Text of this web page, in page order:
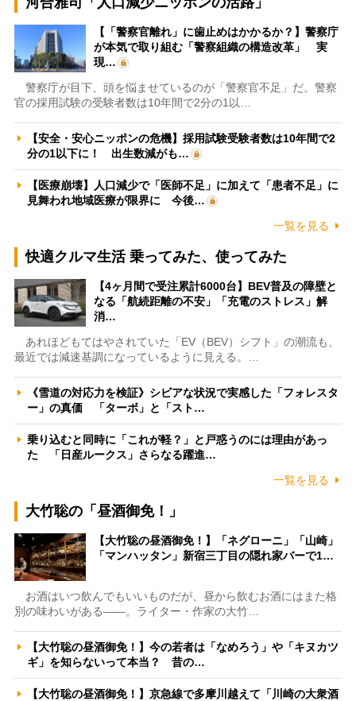
【「警察官離れ」に歯止めはかかるか？】警察庁
が本気で取り組む「警察組織の構造改革」 実
現…
警察庁が目下、頭を悩ませているのが「警察官不足」だ。警察
官の採用試験の受験者数は10年間で2分の1以…
【安全・安心ニッポンの危機】採用試験受験者数は10年間で2
分の1以下に！ 出生数減がも…
【医療崩壊】人口減少で「医師不足」に加えて「患者不足」に
見舞われ地域医療が限界に 今後…
一覧を見る
快適クルマ生活 乗ってみた、使ってみた
【4ヶ月間で受注累計6000台】BEV普及の障壁と
なる「航続距離の不安」「充電のストレス」解
消…
あれほどもてはやされていた「EV（BEV）シフト」の潮流も、
最近では減速基調になっているように見える。…
《雪道の対応力を検証》シビアな状況で実感した「フォレスタ
ー」の真価 「ターボ」と「スト…
乗り込むと同時に「これが軽？」と戸惑うのには理由があっ
た 「日産ルークス」さらなる躍進…
一覧を見る
大竹聡の「昼酒御免！」
【大竹聡の昼酒御免！】「ネグローニ」「山崎」
「マンハッタン」新宿三丁目の隠れ家バーで1…
お酒はいつ飲んでもいいものだが、昼から飲むお酒にはまた格
別の味わいがある――。ライター・作家の大竹…
【大竹聡の昼酒御免！】今の若者は「なめろう」や「キヌカツ
ギ」を知らないって本当？ 昔の…
【大竹聡の昼酒御免！】京急線で多摩川越えて「川崎の大衆酒